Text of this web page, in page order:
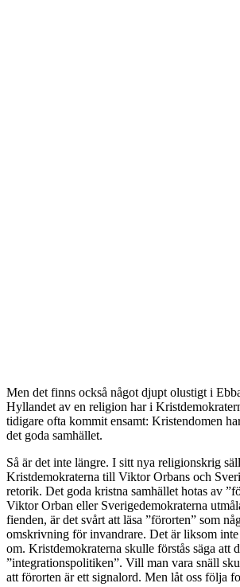
Men det finns också något djupt olustigt i
Hyllandet av en religion har i
tidigare ofta kommit ensamt: Kristendomen
det goda samhället.
Så är det inte längre. I sitt nya religionskrig
Kristdemokraterna till Viktor Orbans och
retorik. Det goda kristna samhället hotas av
Viktor Orban eller Sverigedemokraterna
fienden, är det svårt att läsa ”förorten” som
omskrivning för invandrare. Det är liksom
om. Kristdemokraterna skulle förstås säga att
”integrationspolitiken”. Vill man vara snäll
att förorten är ett signalord. Men låt oss följa